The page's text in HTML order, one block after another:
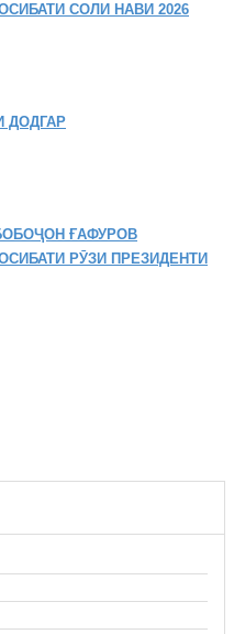
СОЛИ НАВИ 2026
ДОДГАР
ҒАФУРОВ
РӮЗИ ПРЕЗИДЕНТИ